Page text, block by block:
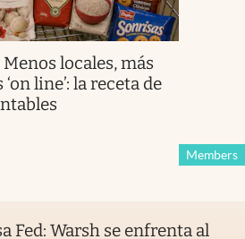
Menos locales, más
line’: la receta de
Members
Fed: Warsh se enfrenta al